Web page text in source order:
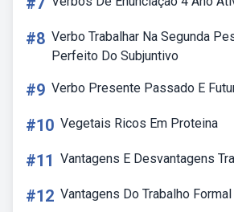
#8 Verbo Trabalhar Na Segunda
Perfeito Do Subjuntivo
#9 Verbo Presente Passado E
#10 Vegetais Ricos Em Proteina
#11 Vantagens E Desvantagens
#12 Vantagens Do Trabalho Formal